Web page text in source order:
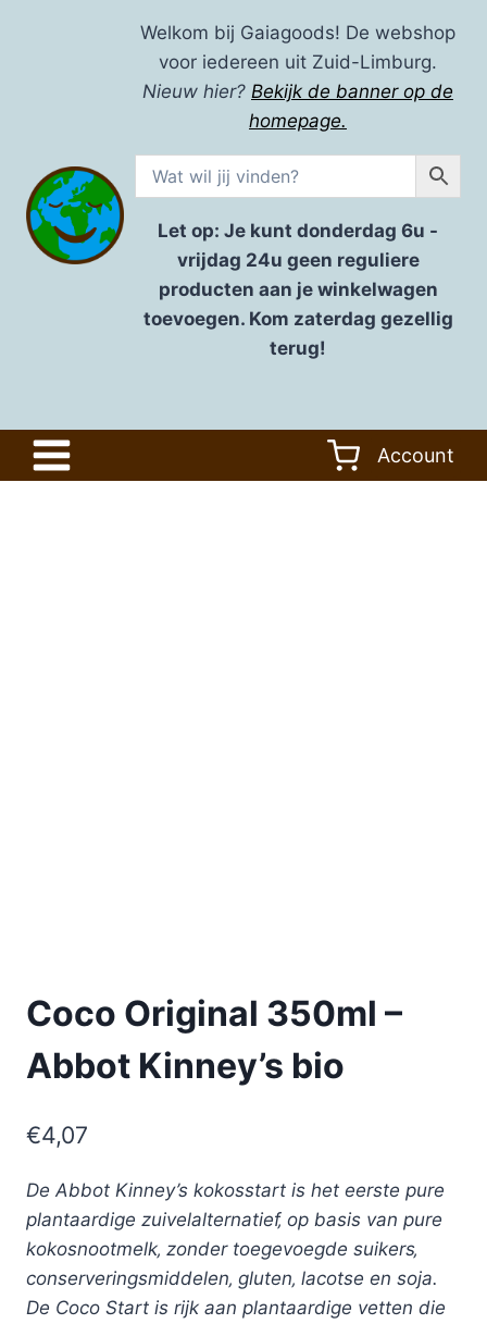
Welkom bij Gaiagoods! De webshop
voor iedereen uit Zuid-Limburg.
Nieuw hier? Bekijk de banner op de
homepage.
Let op: Je kunt donderdag 6u -
vrijdag 24u geen reguliere
producten aan je winkelwagen
toevoegen. Kom zaterdag gezellig
terug!
Account
Coco Original 350ml –
Abbot Kinney’s bio
€4,07
De Abbot Kinney’s kokosstart is het eerste pure
plantaardige zuivelalternatief‚ op basis van pure
kokosnootmelk‚ zonder toegevoegde suikers‚
conserveringsmiddelen‚ gluten‚ lacotse en soja.
De Coco Start is rijk aan plantaardige vetten die